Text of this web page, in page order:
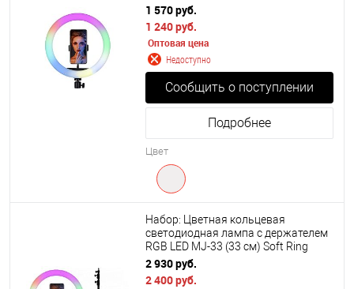
1 570 руб.
1 240 руб.
Оптовая цена
Недоступно
Сообщить о поступлении
Подробнее
Цвет
Набор: Цветная кольцевая
светодиодная лампа с держателем
RGB LED MJ-33 (33 см) Soft Ring
Light + Штатив 210 см.
2 930 руб.
2 400 руб.